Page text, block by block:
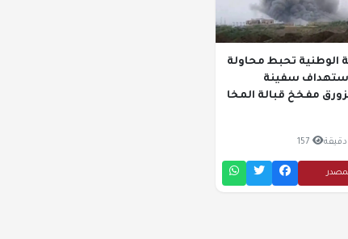
الوطنية تحبط محاولة
سفينة
مفخخ قبالة المخا
157